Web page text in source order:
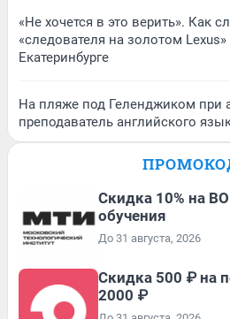
«Не хочется в это верить». Как
«следователя на золотом
Екатеринбурге
На пляже под Геленджиком при
преподаватель английского
Скидка 10% на
обучения
До 31 августа, 2026
Скидка 500 ₽ на
2000 ₽